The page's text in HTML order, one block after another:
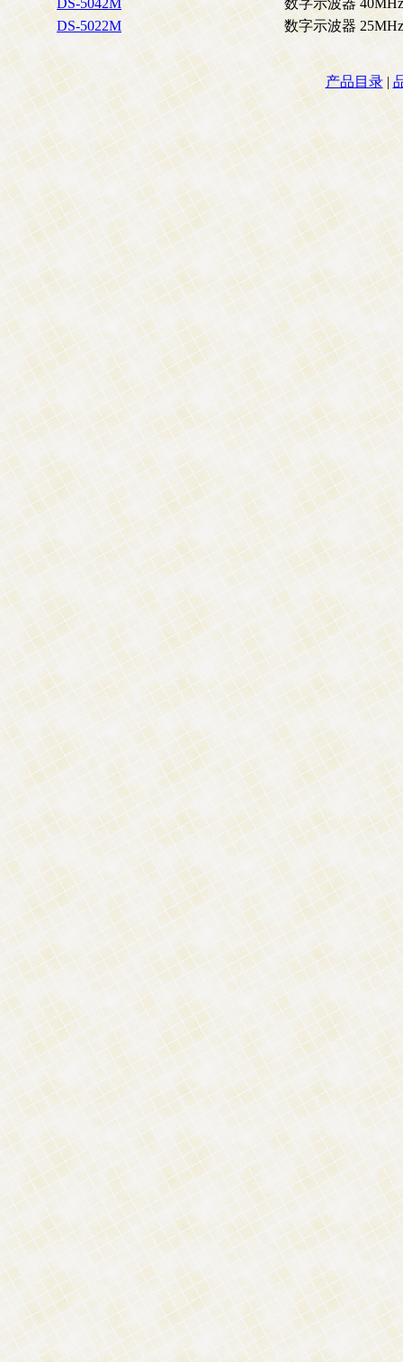
DS-5042M
数字示波器 40MHz
DS-5022M
数字示波器 25MHz
产品目录|